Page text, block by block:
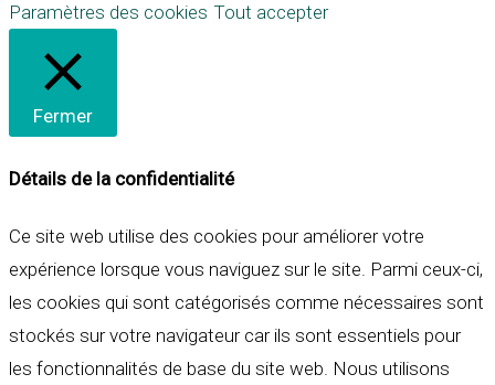
Paramètres des cookies Tout accepter
Fermer
Détails de la confidentialité
Ce site web utilise des cookies pour améliorer votre
expérience lorsque vous naviguez sur le site. Parmi ceux-ci,
les cookies qui sont catégorisés comme nécessaires sont
stockés sur votre navigateur car ils sont essentiels pour
les fonctionnalités de base du site web. Nous utilisons